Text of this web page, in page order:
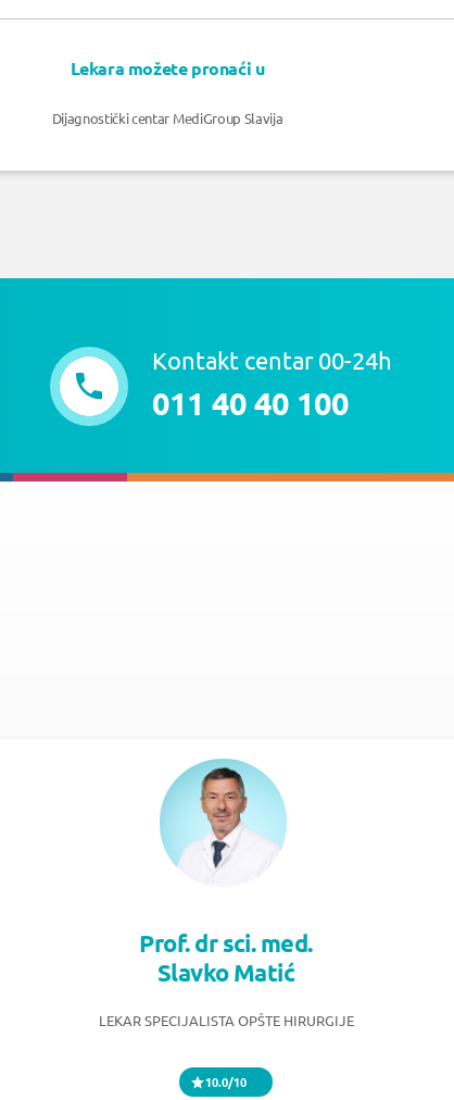
Lekara možete pronaći u
Dijagnostički centar MediGroup Slavija
Kontakt centar 00-24h
011 40 40 100
Prof. dr sci. med.
Slavko Matić
LEKAR SPECIJALISTA OPŠTE HIRURGIJE
10.0/10